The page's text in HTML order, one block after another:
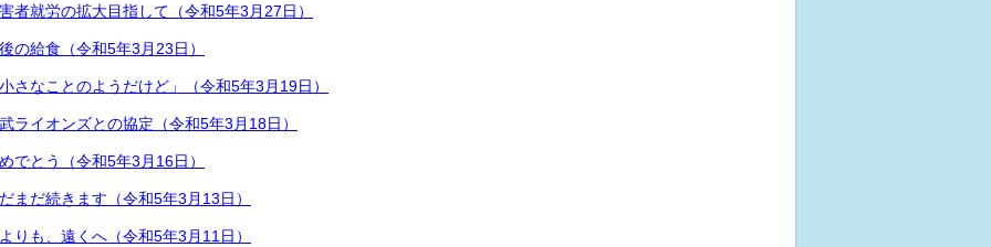
者就労の拡大目指して（令和5年3月27日）
の給食（令和5年3月23日）
さなことのようだけど」（令和5年3月19日）
ライオンズとの協定（令和5年3月18日）
でとう（令和5年3月16日）
まだ続きます（令和5年3月13日）
りも、遠くへ（令和5年3月11日）